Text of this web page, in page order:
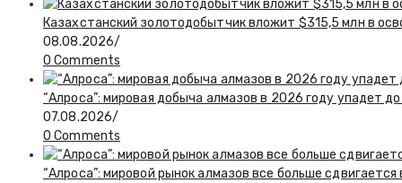
Казахстанский золотодобытчик вложит $315,5 млн в
08.08.2026/
0 Comments
“Алроса”: мировая добыча алмазов в 2026 году упадет
07.08.2026/
0 Comments
“Алроса”: мировой рынок алмазов все больше